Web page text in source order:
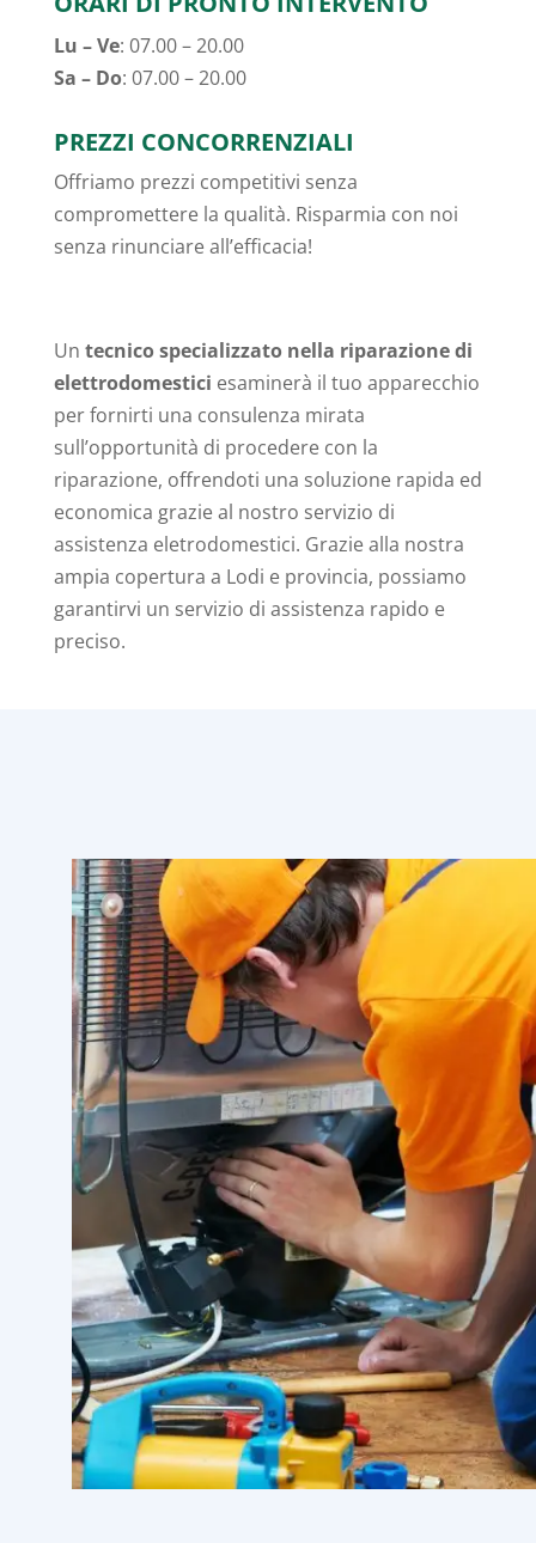
Lu – Ve: 07.00 – 20.00
Sa – Do: 07.00 – 20.00
PREZZI CONCORRENZIALI
Offriamo prezzi competitivi senza
compromettere la qualità. Risparmia con noi
senza rinunciare all’efficacia!
Un tecnico specializzato nella riparazione di
elettrodomestici esaminerà il tuo apparecchio
per fornirti una consulenza mirata
sull’opportunità di procedere con la
riparazione, offrendoti una soluzione rapida ed
economica grazie al nostro servizio di
assistenza eletrodomestici. Grazie alla nostra
ampia copertura a Lodi e provincia, possiamo
garantirvi un servizio di assistenza rapido e
preciso.